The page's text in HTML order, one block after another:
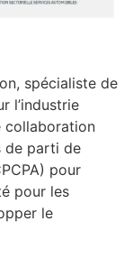
spécialiste de
l’industrie
collaboration
de parti de
pour
pour les
le